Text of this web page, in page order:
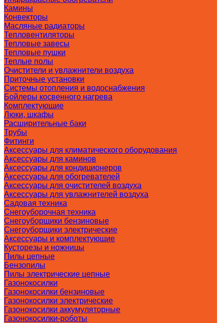
Камины
Конвекторы
Масляные радиаторы
Тепловентиляторы
Тепловые завесы
Тепловые пушки
Теплые полы
Очистители и увлажнители воздуха
Приточные установки
Системы отопления и водоснабжения
Бойлеры косвенного нагрева
Комплектующие
Люки, шкафы
Расширительные баки
Трубы
Фитинги
Аксессуары для климатического оборудования
Аксессуары для каминов
Аксессуары для кондиционеров
Аксессуары для обогревателей
Аксессуары для очистителей воздуха
Аксессуары для увлажнителей воздуха
Садовая техника
Снегоуборочная техника
Снегоуборщики бензиновые
Снегоуборщики электрические
Аксессуары и комплектующие
Кусторезы и ножницы
Пилы цепные
Бензопилы
Пилы электрические цепные
Газонокосилки
Газонокосилки бензиновые
Газонокосилки электрические
Газонокосилки аккумуляторные
Газонокосилки-роботы